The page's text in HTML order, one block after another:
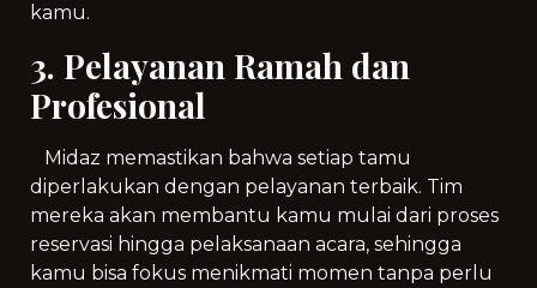
kamu.
3. Pelayanan Ramah dan
Profesional
Midaz memastikan bahwa setiap tamu
diperlakukan dengan pelayanan terbaik. Tim
mereka akan membantu kamu mulai dari proses
reservasi hingga pelaksanaan acara, sehingga
kamu bisa fokus menikmati momen tanpa perlu